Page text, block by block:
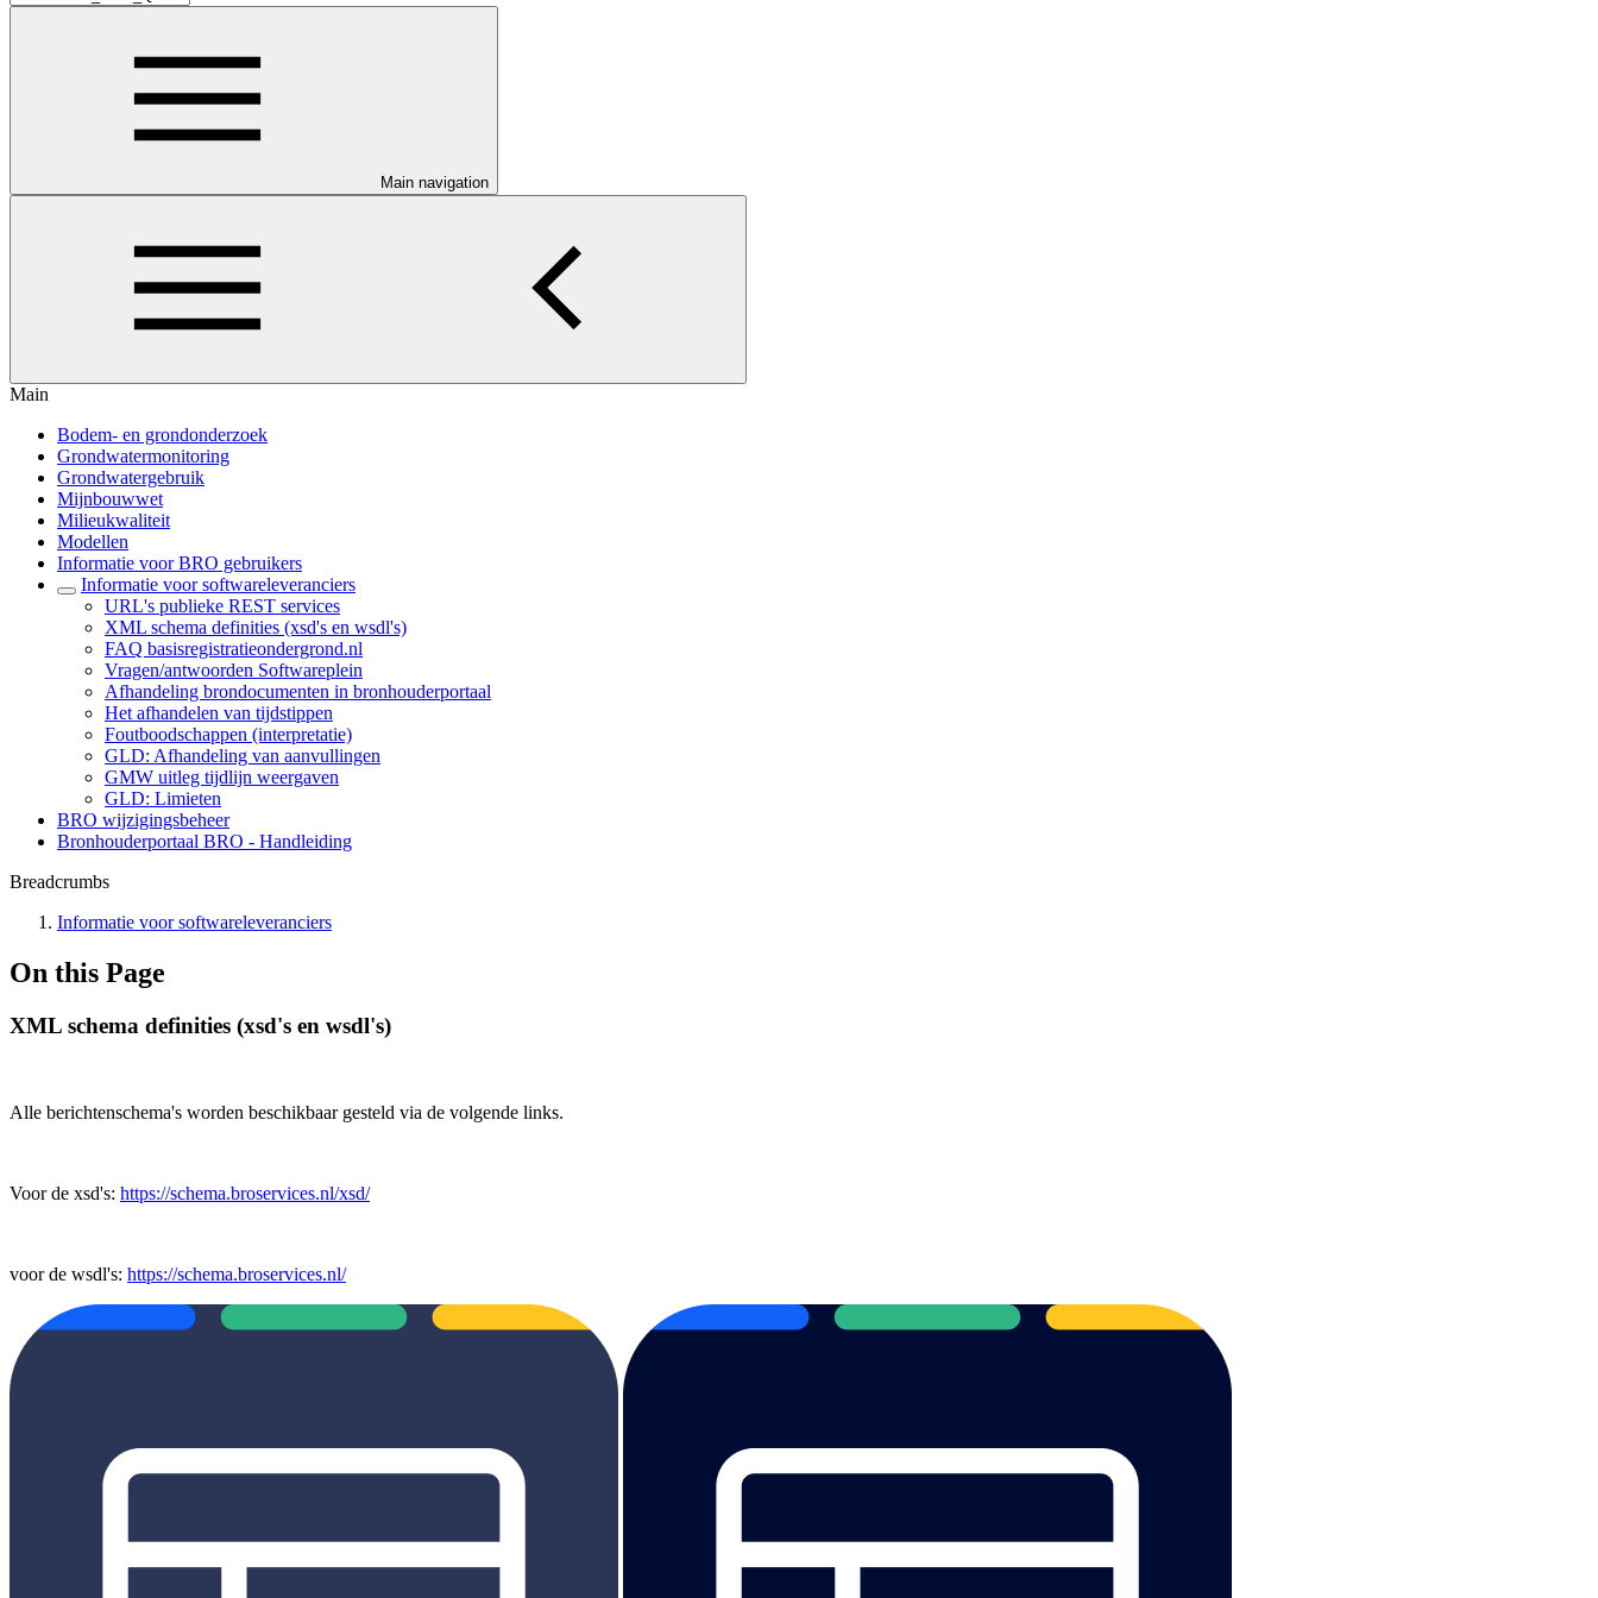
Main navigation
Main
Bodem- en grondonderzoek
Grondwatermonitoring
Grondwatergebruik
Mijnbouwwet
Milieukwaliteit
Modellen
Informatie voor BRO gebruikers
Informatie voor softwareleveranciers
URL's publieke REST services
XML schema definities (xsd's en wsdl's)
FAQ basisregistratieondergrond.nl
Vragen/antwoorden Softwareplein
Afhandeling brondocumenten in bronhouderportaal
Het afhandelen van tijdstippen
Foutboodschappen (interpretatie)
GLD: Afhandeling van aanvullingen
GMW uitleg tijdlijn weergaven
GLD: Limieten
BRO wijzigingsbeheer
Bronhouderportaal BRO - Handleiding
Breadcrumbs
Informatie voor softwareleveranciers
On this Page
XML schema definities (xsd's en wsdl's)
Alle berichtenschema's worden beschikbaar gesteld via de volgende links.
Voor de xsd's: https://schema.broservices.nl/xsd/
voor de wsdl's: https://schema.broservices.nl/